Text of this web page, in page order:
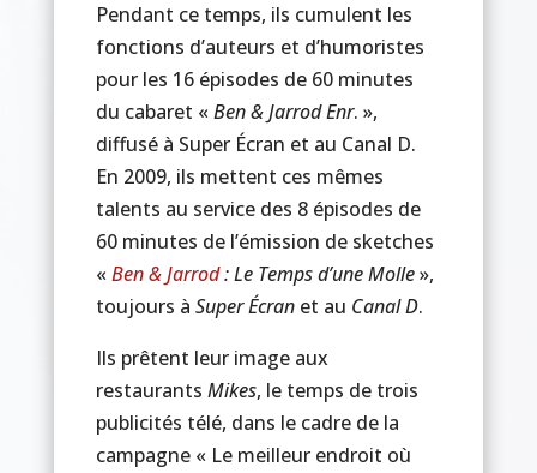
Pendant ce temps, ils cumulent les
fonctions d’auteurs et d’humoristes
pour les 16 épisodes de 60 minutes
du cabaret «Ben & Jarrod Enr. »,
diffusé à Super Écran et au Canal D.
En 2009, ils mettent ces mêmes
talents au service des 8 épisodes de
60 minutes de l’émission de sketches
«Ben & Jarrod: Le Temps d’une Molle»,
toujours à Super Écran et au Canal D.
Ils prêtent leur image aux
restaurants Mikes, le temps de trois
publicités télé, dans le cadre de la
campagne « Le meilleur endroit où